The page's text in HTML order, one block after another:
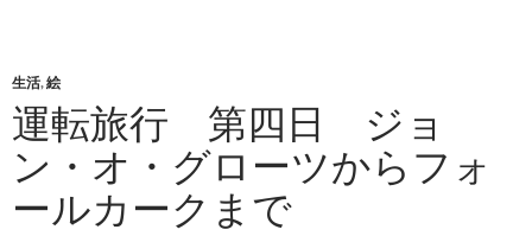
生活,絵
運転旅行 第四日 ジョ
ン・オ・グローツからフォ
ールカークまで